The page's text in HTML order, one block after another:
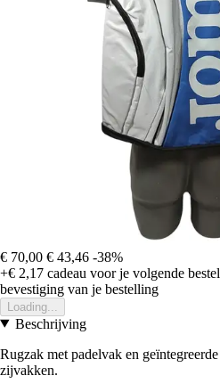
€ 70,00 € 43,46 -38%
+€ 2,17 cadeau voor je volgende
bevestiging van je bestelling
Loading...
Beschrijving
Rugzak met padelvak en
zijvakken.